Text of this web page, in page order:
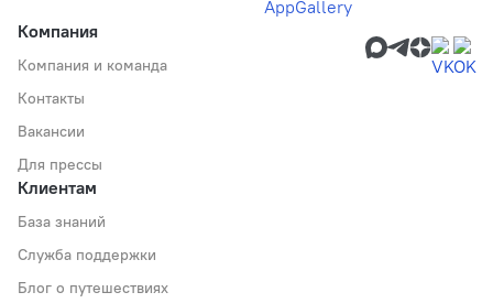
Компания
Компания и команда
Контакты
Вакансии
Для прессы
Клиентам
База знаний
Служба поддержки
Блог о путешествиях